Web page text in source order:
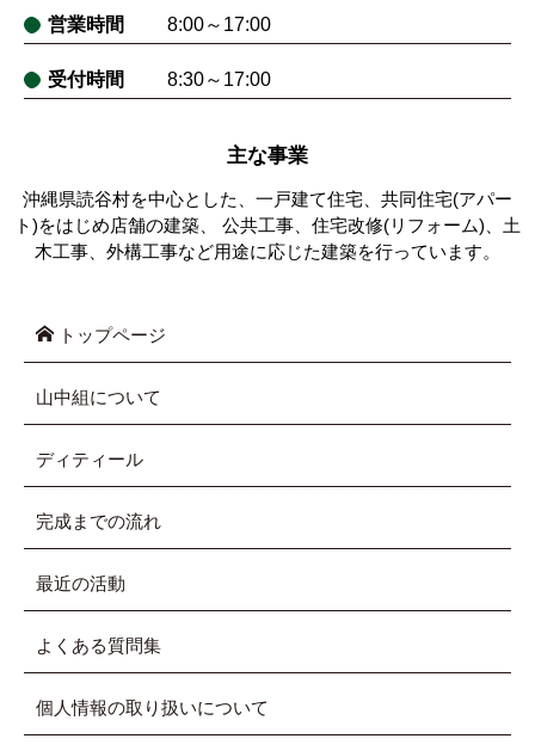
営業時間 8:00～17:00
受付時間 8:30～17:00
主な事業
沖縄県読谷村を中心とした、一戸建て住宅、共同住宅(アパー
ト)をはじめ店舗の建築、 公共工事、住宅改修(リフォーム)、土
木工事、外構工事など用途に応じた建築を行っています。
トップページ
山中組について
ディティール
完成までの流れ
最近の活動
よくある質問集
個人情報の取り扱いについて